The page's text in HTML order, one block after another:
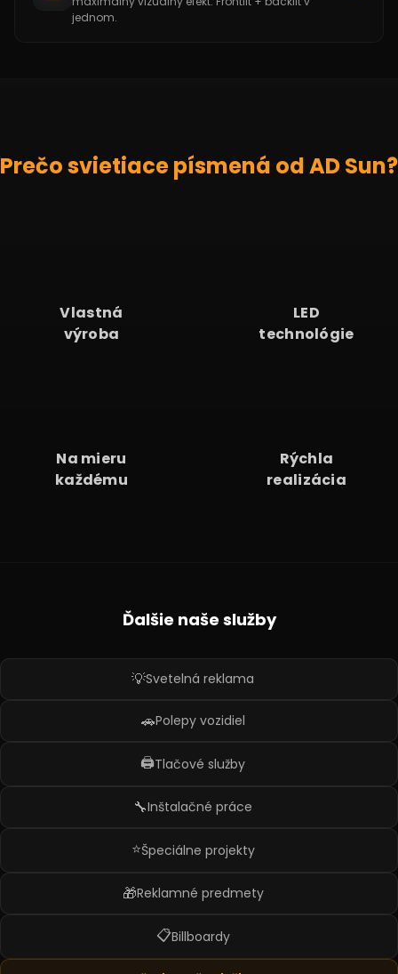
jednom.
Prečo svietiace písmená od AD Sun?
22
Vlastná
výroba
LED
technológie
Na mieru
každému
Rýchla
realizácia
Ďalšie naše služby
💡Svetelná reklama
🚗Polepy vozidiel
🖨️Tlačové služby
🔧Inštalačné práce
⭐Špeciálne projekty
🎁Reklamné predmety
📋Billboardy